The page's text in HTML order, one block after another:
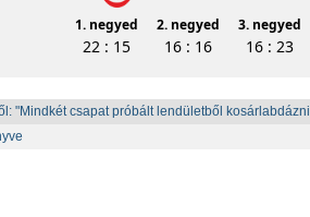
1. negyed 2. negyed 3. negyed
22 : 15 16 : 16 16 : 23
Mindkét csapat próbált lendületből kosárlabdázni